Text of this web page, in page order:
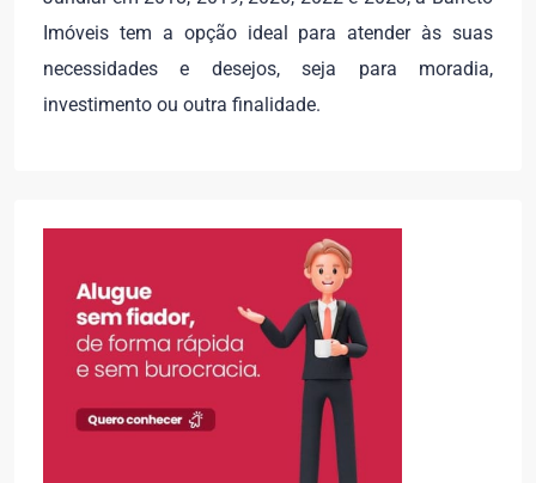
Imóveis tem a opção ideal para atender às suas
necessidades e desejos, seja para moradia,
investimento ou outra finalidade.